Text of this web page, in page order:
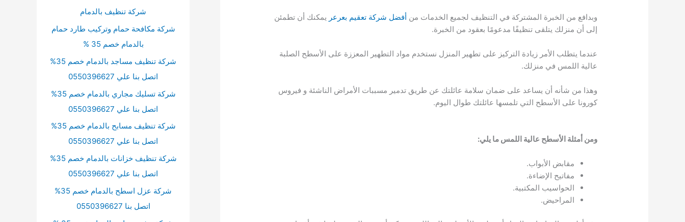
وبدافع من الخبرة المشتركة في التنظيف لجميع الخدمات منأفضل شركة تعقيم بعرعر يمكنك أن تطمئن
إلى أن منزلك يتلقى تنظيفًا مدعومًا بعقود من الخبرة.
عندما يتطلب الأمر زيادة التركيز على تطهير المنزل نستخدم مواد التطهير المعززة على الأسطح الصلبة
عالية اللمس في منزلك.
وهذا من شأنه أن يساعد على ضمان سلامة عائلتك عن طريق تدمير مسببات الأمراض الناشئة و فيروس
كورونا على الأسطح التي تلمسها عائلتك طوال اليوم.
ومن أمثلة الأسطح عالية اللمس ما يلي:
مقابض الأبواب.
مفاتيح الإضاءة.
الحواسيب المكتبية.
المراحيض.
شركة تنظيف بالدمام
شركة مكافحة حمام وتركيب طارد حمام
بالدمام خصم 35 %
شركة تنظيف مساجد بالدمام خصم 35%
اتصل بنا علي 0550396627
شركة تسليك مجاري بالدمام خصم 35%
اتصل بنا علي 0550396627
شركة تنظيف مسابح بالدمام خصم 35%
اتصل بنا علي 0550396627
شركة تنظيف خزانات بالدمام خصم 35%
اتصل بنا علي 0550396627
شركة عزل اسطح بالدمام خصم 35%
اتصل بنا 0550396627